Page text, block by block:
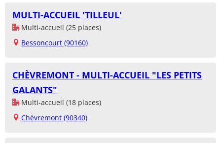
MULTI-ACCUEIL 'TILLEUL'
Multi-accueil (25 places)
Bessoncourt (90160)
CHÈVREMONT - MULTI-ACCUEIL "LES PETITS
GALANTS"
Multi-accueil (18 places)
Chèvremont (90340)